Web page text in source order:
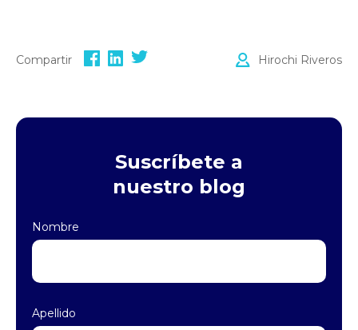
Compartir Hirochi Riveros
Suscríbete a
nuestro blog
Nombre
Apellido